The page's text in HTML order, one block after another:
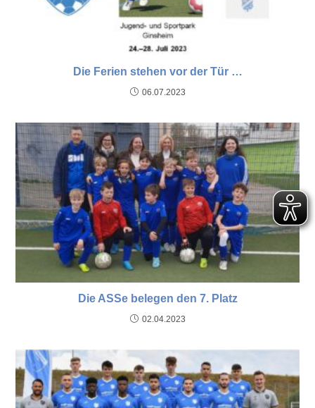
Die Ferien stehen vor der Tür …
06.07.2023
Die ASSe belegen den 7. Platz
02.04.2023